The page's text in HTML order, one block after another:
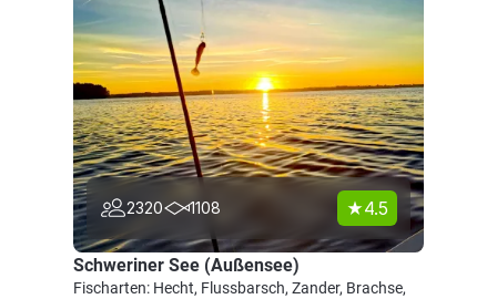
2320 1108 4.5
Schweriner See (Außensee)
Fischarten: Hecht, Flussbarsch, Zander, Brachse,